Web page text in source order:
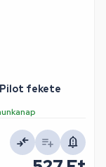
fekete